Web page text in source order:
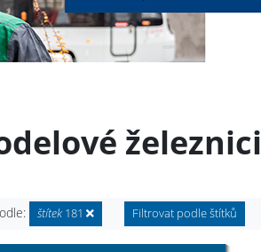
železnici
štítek 181 Filtrovat podle štítků